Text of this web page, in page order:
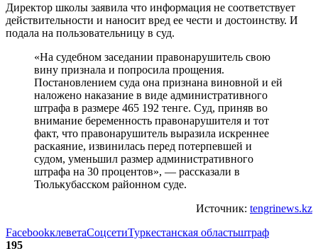
Директор школы заявила что информация не соответствует
действительности и наносит вред ее чести и достоинству. И
подала на пользовательницу в суд.
«На судебном заседании правонарушитель свою
вину признала и попросила прощения.
Постановлением суда она признана виновной и ей
наложено наказание в виде административного
штрафа в размере 465 192 тенге. Суд, приняв во
внимание беременность правонарушителя и тот
факт, что правонарушитель выразила искреннее
раскаяние, извинилась перед потерпевшей и
судом, уменьшил размер административного
штрафа на 30 процентов», — рассказали в
Тюлькубасском районном суде.
Источник: tengrinews.kz
FacebookклеветаСоцсетиТуркестанская областьштраф
195